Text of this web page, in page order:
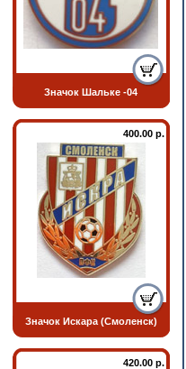
Значок Шальке -04
400.00 р.
Значок Искара (Смоленск)
420.00 р.